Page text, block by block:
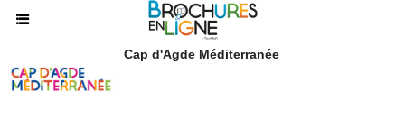
Cap d'Agde Méditerranée